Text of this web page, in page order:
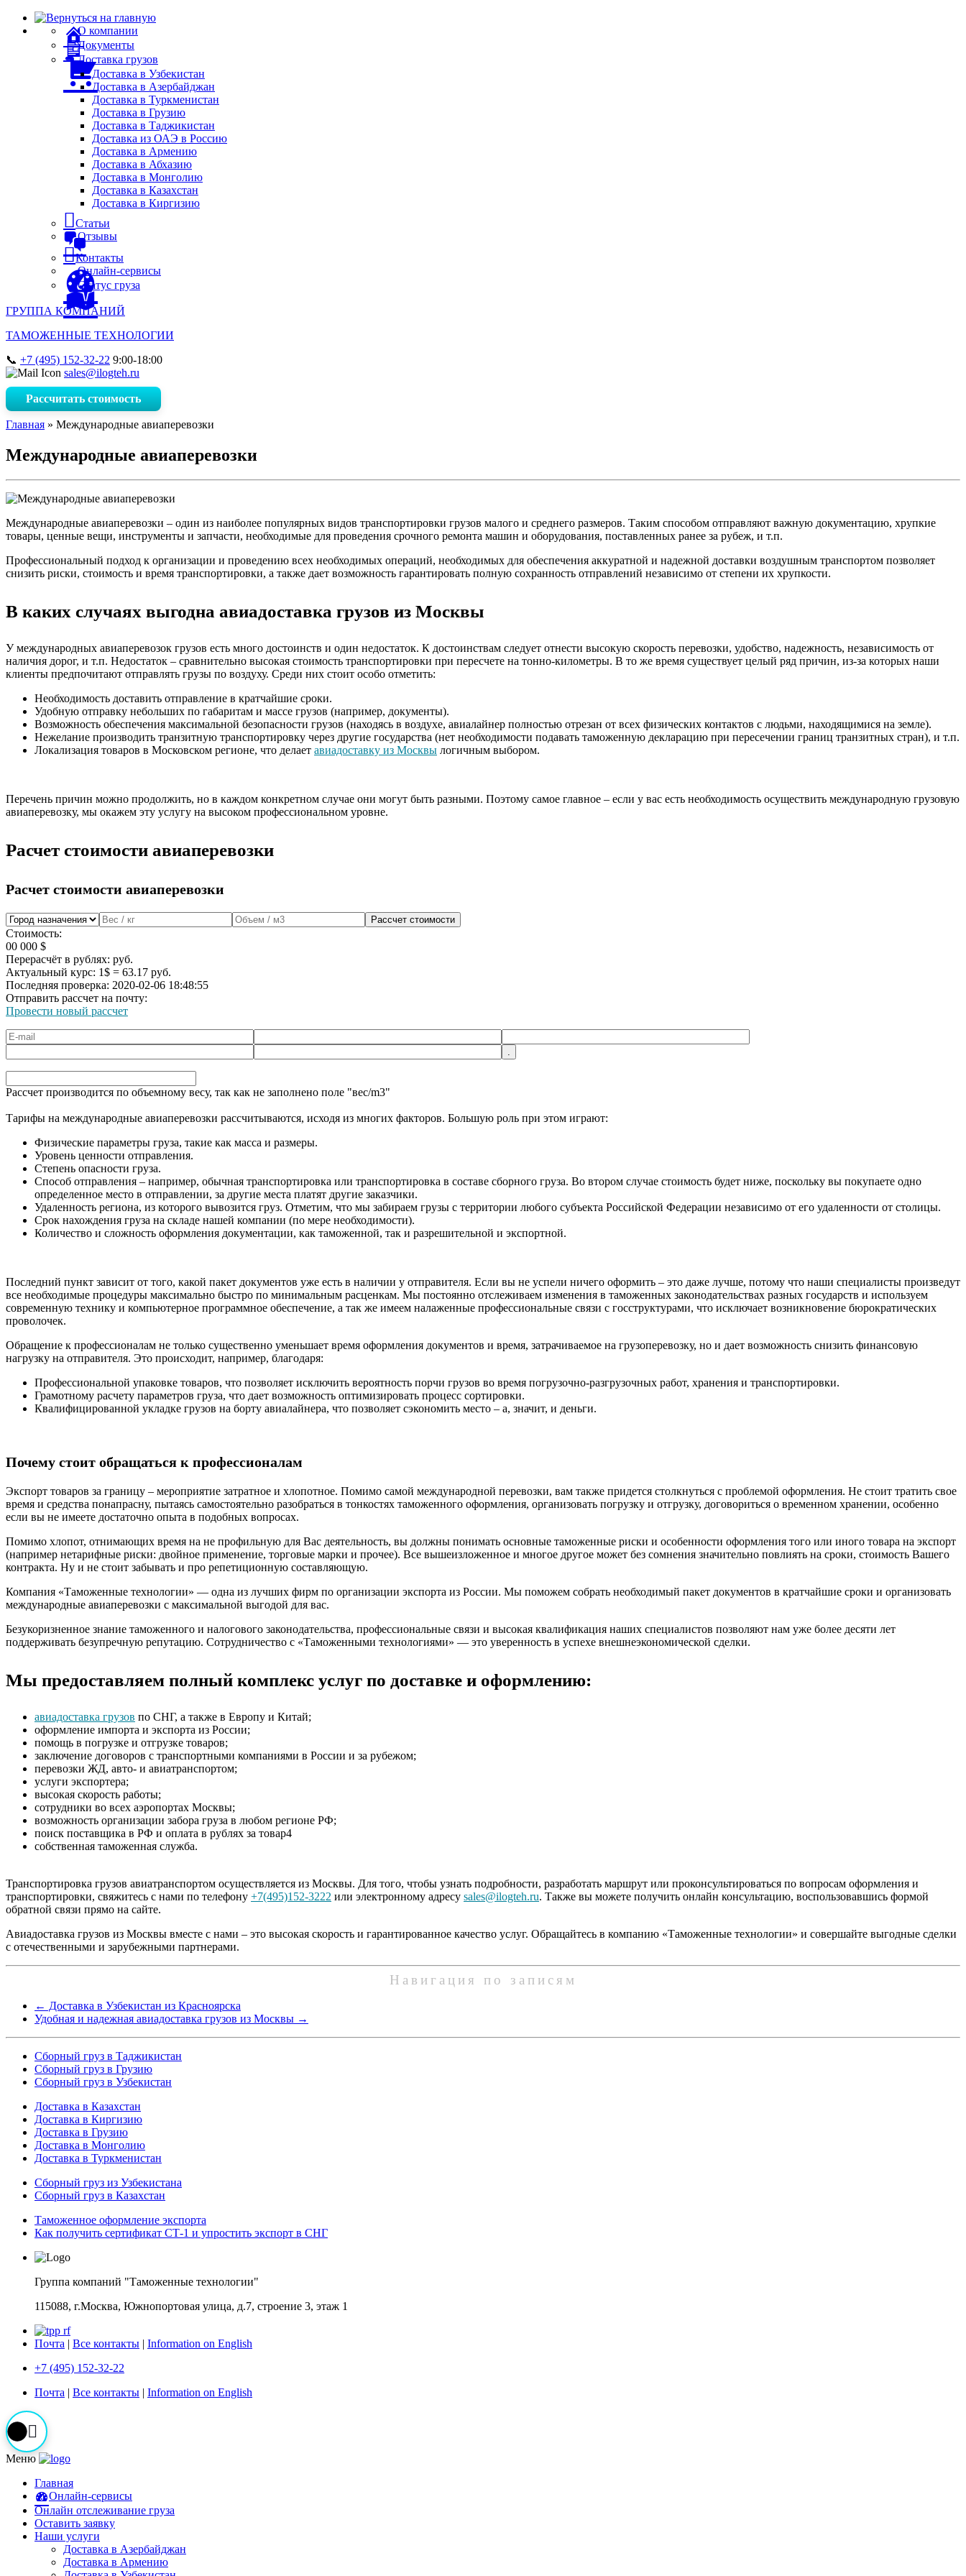
О компании
Документы
Доставка грузов
Доставка в Узбекистан
Доставка в Азербайджан
Доставка в Туркменистан
Доставка в Грузию
Доставка в Таджикистан
Доставка из ОАЭ в Россию
Доставка в Армению
Доставка в Абхазию
Доставка в Монголию
Доставка в Казахстан
Доставка в Киргизию
Статьи
Отзывы
Контакты
Онлайн-сервисы
Статус груза
ГРУППА КОМПАНИЙ
ТАМОЖЕННЫЕ ТЕХНОЛОГИИ
+7 (495) 152-32-22 9:00-18:00
sales@ilogteh.ru
Рассчитать стоимость
Главная » Международные авиаперевозки
Международные авиаперевозки
Международные авиаперевозки – один из наиболее популярных видов транспортировки грузов малого и среднего размеров. Таким способом отправляют важную документацию, хрупкие
товары, ценные вещи, инструменты и запчасти, необходимые для проведения срочного ремонта машин и оборудования, поставленных ранее за рубеж, и т.п.
Профессиональный подход к организации и проведению всех необходимых операций, необходимых для обеспечения аккуратной и надежной доставки воздушным транспортом позволяет
снизить риски, стоимость и время транспортировки, а также дает возможность гарантировать полную сохранность отправлений независимо от степени их хрупкости.
В каких случаях выгодна авиадоставка грузов из Москвы
У международных авиаперевозок грузов есть много достоинств и один недостаток. К достоинствам следует отнести высокую скорость перевозки, удобство, надежность, независимость от
наличия дорог, и т.п. Недостаток – сравнительно высокая стоимость транспортировки при пересчете на тонно-километры. В то же время существует целый ряд причин, из-за которых наши
клиенты предпочитают отправлять грузы по воздуху. Среди них стоит особо отметить:
Необходимость доставить отправление в кратчайшие сроки.
Удобную отправку небольших по габаритам и массе грузов (например, документы).
Возможность обеспечения максимальной безопасности грузов (находясь в воздухе, авиалайнер полностью отрезан от всех физических контактов с людьми, находящимися на земле).
Нежелание производить транзитную транспортировку через другие государства (нет необходимости подавать таможенную декларацию при пересечении границ транзитных стран), и т.п.
Локализация товаров в Московском регионе, что делает авиадоставку из Москвы логичным выбором.
Перечень причин можно продолжить, но в каждом конкретном случае они могут быть разными. Поэтому самое главное – если у вас есть необходимость осуществить международную грузовую
авиаперевозку, мы окажем эту услугу на высоком профессиональном уровне.
Расчет стоимости авиаперевозки
Расчет стоимости авиаперевозки
Рассчет стоимости
Стоимость:
00 000 $
Перерасчёт в рублях: руб.
Актуальный курс: 1$ = 63.17 руб.
Последняя проверка: 2020-02-06 18:48:55
Отправить рассчет на почту:
Провести новый раcсчет
Рассчет производится по объемному весу, так как не заполнено поле "вес/m3"
Тарифы на международные авиаперевозки рассчитываются, исходя из многих факторов. Большую роль при этом играют:
Физические параметры груза, такие как масса и размеры.
Уровень ценности отправления.
Степень опасности груза.
Способ отправления – например, обычная транспортировка или транспортировка в составе сборного груза. Во втором случае стоимость будет ниже, поскольку вы покупаете одно
определенное место в отправлении, за другие места платят другие заказчики.
Удаленность региона, из которого вывозится груз. Отметим, что мы забираем грузы с территории любого субъекта Российской Федерации независимо от его удаленности от столицы.
Срок нахождения груза на складе нашей компании (по мере необходимости).
Количество и сложность оформления документации, как таможенной, так и разрешительной и экспортной.
Последний пункт зависит от того, какой пакет документов уже есть в наличии у отправителя. Если вы не успели ничего оформить – это даже лучше, потому что наши специалисты произведут
все необходимые процедуры максимально быстро по минимальным расценкам. Мы постоянно отслеживаем изменения в таможенных законодательствах разных государств и используем
современную технику и компьютерное программное обеспечение, а так же имеем налаженные профессиональные связи с госструктурами, что исключает возникновение бюрократических
проволочек.
Обращение к профессионалам не только существенно уменьшает время оформления документов и время, затрачиваемое на грузоперевозку, но и дает возможность снизить финансовую
нагрузку на отправителя. Это происходит, например, благодаря:
Профессиональной упаковке товаров, что позволяет исключить вероятность порчи грузов во время погрузочно-разгрузочных работ, хранения и транспортировки.
Грамотному расчету параметров груза, что дает возможность оптимизировать процесс сортировки.
Квалифицированной укладке грузов на борту авиалайнера, что позволяет сэкономить место – а, значит, и деньги.
Почему стоит обращаться к профессионалам
Экспорт товаров за границу – мероприятие затратное и хлопотное. Помимо самой международной перевозки, вам также придется столкнуться с проблемой оформления. Не стоит тратить свое
время и средства понапрасну, пытаясь самостоятельно разобраться в тонкостях таможенного оформления, организовать погрузку и отгрузку, договориться о временном хранении, особенно
если вы не имеете достаточно опыта в подобных вопросах.
Помимо хлопот, отнимающих время на не профильную для Вас деятельность, вы должны понимать основные таможенные риски и особенности оформления того или иного товара на экспорт
(например нетарифные риски: двойное применение, торговые марки и прочее). Все вышеизложенное и многое другое может без сомнения значительно повлиять на сроки, стоимость Вашего
контракта. Ну и не стоит забывать и про репетиционную составляющую.
Компания «Таможенные технологии» — одна из лучших фирм по организации экспорта из России. Мы поможем собрать необходимый пакет документов в кратчайшие сроки и организовать
международные авиаперевозки с максимальной выгодой для вас.
Безукоризненное знание таможенного и налогового законодательства, профессиональные связи и высокая квалификация наших специалистов позволяют нам уже более десяти лет
поддерживать безупречную репутацию. Сотрудничество с «Таможенными технологиями» — это уверенность в успехе внешнеэкономической сделки.
Мы предоставляем полный комплекс услуг по доставке и оформлению:
авиадоставка грузов по СНГ, а также в Европу и Китай;
оформление импорта и экспорта из России;
помощь в погрузке и отгрузке товаров;
заключение договоров с транспортными компаниями в России и за рубежом;
перевозки ЖД, авто- и авиатранспортом;
услуги экспортера;
высокая скорость работы;
сотрудники во всех аэропортах Москвы;
возможность организации забора груза в любом регионе РФ;
поиск поставщика в РФ и оплата в рублях за товар4
собственная таможенная служба.
Транспортировка грузов авиатранспортом осуществляется из Москвы. Для того, чтобы узнать подробности, разработать маршрут или проконсультироваться по вопросам оформления и
транспортировки, свяжитесь с нами по телефону +7(495)152-3222 или электронному адресу sales@ilogteh.ru. Также вы можете получить онлайн консультацию, воспользовавшись формой
обратной связи прямо на сайте.
Авиадоставка грузов из Москвы вместе с нами – это высокая скорость и гарантированное качество услуг. Обращайтесь в компанию «Таможенные технологии» и совершайте выгодные сделки
с отечественными и зарубежными партнерами.
Навигация по записям
← Доставка в Узбекистан из Красноярска
Удобная и надежная авиадоставка грузов из Москвы →
Сборный груз в Таджикистан
Сборный груз в Грузию
Сборный груз в Узбекистан
Доставка в Казахстан
Доставка в Киргизию
Доставка в Грузию
Доставка в Монголию
Доставка в Туркменистан
Cборный груз из Узбекистана
Сборный груз в Казахстан
Таможенное оформление экспорта
Как получить сертификат СТ-1 и упростить экспорт в СНГ
Группа компаний "Таможенные технологии"
115088, г.Москва, Южнопортовая улица, д.7, строение 3, этаж 1
Почта | Все контакты | Information on English
+7 (495) 152-32-22
Почта | Все контакты | Information on English
Меню
Главная
Онлайн-сервисы
Онлайн отслеживание груза
Оставить заявку
Наши услуги
Доставка в Азербайджан
Доставка в Армению